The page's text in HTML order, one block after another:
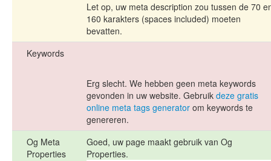
Let op, uw meta description zou tussen de 70
160 karakters (spaces included) moeten
bevatten.
Keywords
Erg slecht. We hebben geen meta keywords
gevonden in uw website. Gebruik deze gratis
online meta tags generator om keywords te
genereren.
Og Meta
Properties
Goed, uw page maakt gebruik van Og
Properties.